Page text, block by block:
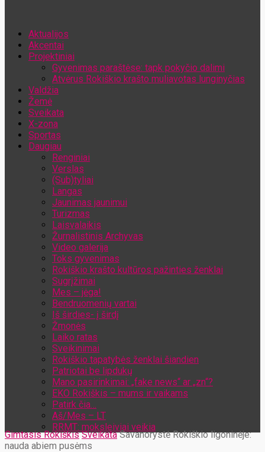
Aktualijos
Akcentai
Projektiniai
Gyvenimas paraštėse: tapk pokyčio dalimi
Atvėrus Rokiškio krašto muliavotas lunginyčias
Valdžia
Žemė
Sveikata
X-zona
Sportas
Daugiau
Renginiai
Verslas
(Sub)tyliai
Langas
Jaunimas jaunimui
Turizmas
Laisvalaikis
Žurnalistinis Archyvas
Video galerija
Toks gyvenimas
Rokiškio krašto kultūros pažinties ženklai
Sugrįžimai
Mes – jėga!
Bendruomenių vartai
Iš širdies- į širdį
Žmonės
Laiko ratas
Sveikinimai
Rokiškio tapatybės ženklai šiandien
Patriotai be lipdukų
Mano pasirinkimai: „fake news“ ar „zn“?
EKO Rokiškis – mums ir vaikams
Patirk čia…
Aš/Mes – LT
RRMT: moksleiviai veikia
Gimtasis Rokiškis Sveikata Savanorystė Rokiškio ligoninėje:
nauda abiem pusėms